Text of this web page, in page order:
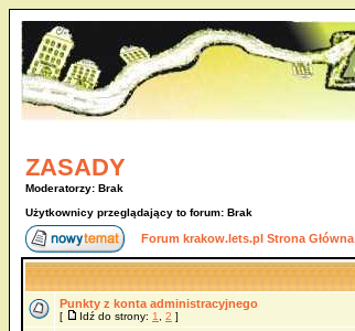
ZASADY
Moderatorzy: Brak
Użytkownicy przeglądający to forum: Brak
Forum krakow.lets.pl Strona Główna
Punkty z konta administracyjnego
[ Idź do strony: 1 2 ]